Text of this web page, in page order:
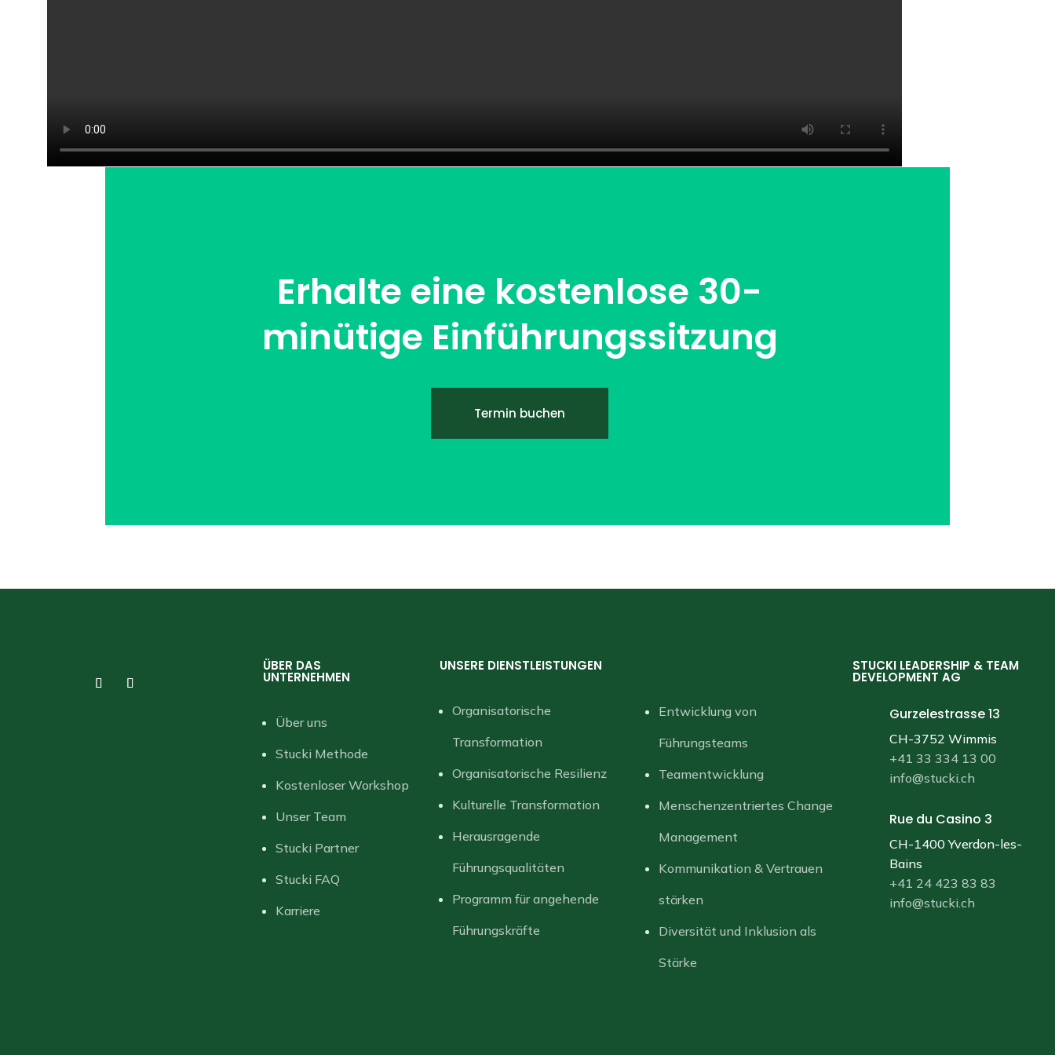
Erhalte eine kostenlose 30-
minütige Einführungssitzung
Termin buchen
ÜBER DAS
UNTERNEHMEN
Über uns
Stucki Methode
Kostenloser Workshop
Unser Team
Stucki Partner
Stucki FAQ
Karriere
UNSERE DIENSTLEISTUNGEN
Organisatorische
Transformation
Organisatorische Resilienz
Kulturelle Transformation
Herausragende
Führungsqualitäten
Programm für angehende
Führungskräfte
Entwicklung von
Führungsteams
Teamentwicklung
Menschenzentriertes Change
Management
Kommunikation & Vertrauen
stärken
Diversität und Inklusion als
Stärke
STUCKI LEADERSHIP & TEAM
DEVELOPMENT AG
Gurzelestrasse 13
CH-3752 Wimmis
+41 33 334 13 00
info@stucki.ch
Rue du Casino 3
CH-1400 Yverdon-les-
Bains
+41 24 423 83 83
info@stucki.ch